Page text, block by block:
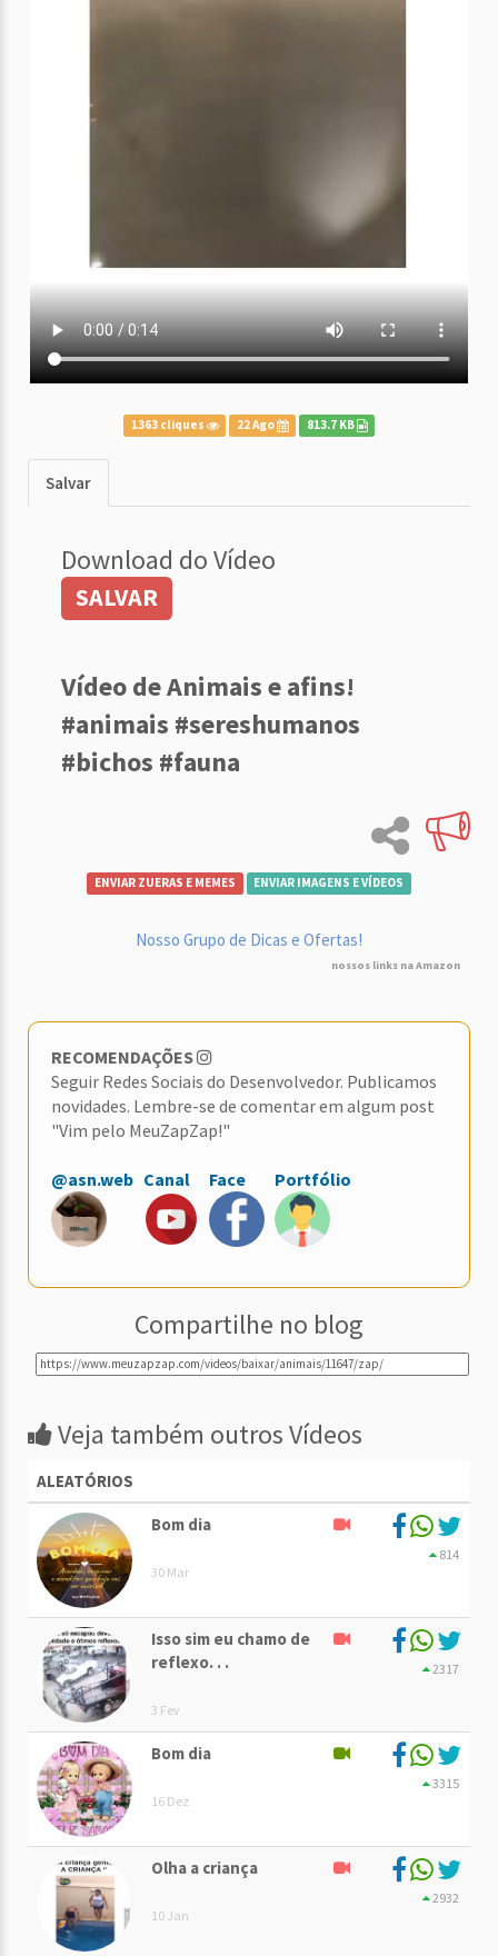
1363 cliques 22 Ago 813.7 KB
Salvar
Download do Vídeo
SALVAR
Vídeo de Animais e afins!
#animais #sereshumanos
#bichos #fauna
ENVIAR ZUERAS E MEMES ENVIAR IMAGENS E VÍDEOS
Nosso Grupo de Dicas e Ofertas!
nossos links na Amazon
RECOMENDAÇÕES
Seguir Redes Sociais do Desenvolvedor. Publicamos
novidades. Lembre-se de comentar em algum post
"Vim pelo MeuZapZap!"
@asn.web Canal Face Portfólio
Compartilhe no blog
Veja também outros Vídeos
ALEATÓRIOS
Bom dia
30 Mar
814
Isso sim eu chamo de
reflexo. . .
3 Fev
2317
Bom dia
16 Dez
3315
Olha a criança
10 Jan
2932